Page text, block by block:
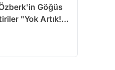
Göğüs
"Yok Artık!"